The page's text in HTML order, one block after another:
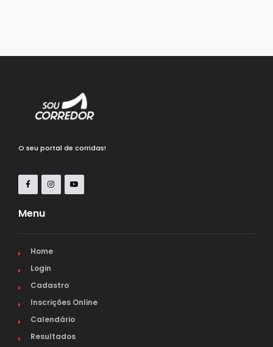
O seu portal de corridas!
Menu
Home
Login
Cadastro
Inscrições Online
Calendário
Resultados